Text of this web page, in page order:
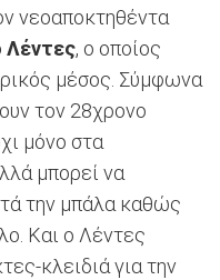
νεοαποκτηθέντα
Λέντες, ο οποίος
μέσος. Σύμφωνα
τον 28χρονο
μόνο στα
μπορεί να
την μπάλα καθώς
Και ο Λέντες
κλειδιά για την